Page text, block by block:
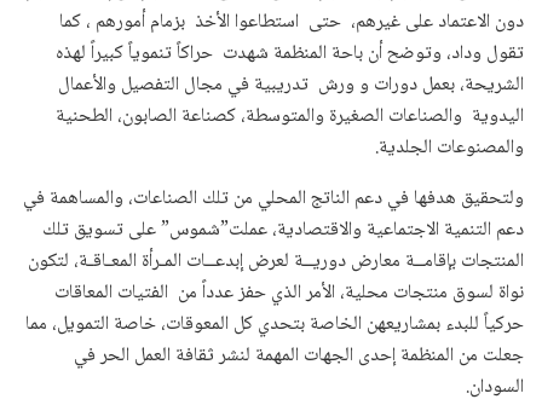
دون الاعتماد على غيرهم، حتى استطاعوا الأخذ بزمام أمورهم ، كما
تقول وداد، وتوضح أن باحة المنظمة شهدت حراكاً تنموياً كبيراً لهذه
الشريحة، بعمل دورات و ورش تدريبية في مجال التفصيل والأعمال
اليدوية والصناعات الصغيرة والمتوسطة، كصناعة الصابون، الطحنية
والمصنوعات الجلدية.
ولتحقيق هدفها في دعم الناتج المحلي من تلك الصناعات، والمساهمة في
دعم التنمية الاجتماعية والاقتصادية، عملت”شموس” على تسويق تلك
المنتجات بإقامــة معارض دوريــة لعرض إبدعــات المـرأة المعـاقـة، لتكون
نواة لسوق منتجات محلية، الأمر الذي حفز عدداً من الفتيات المعاقات
حركياً للبدء بمشاريعهن الخاصة بتحدي كل المعوقات، خاصة التمويل، مما
جعلت من المنظمة إحدى الجهات المهمة لنشر ثقافة العمل الحر في
السودان.